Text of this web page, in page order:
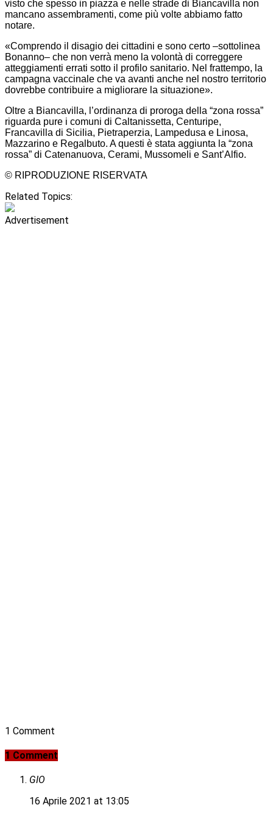
visto che spesso in piazza e nelle strade di Biancavilla non
mancano assembramenti, come più volte abbiamo fatto
notare.
«Comprendo il disagio dei cittadini e sono certo –sottolinea
Bonanno– che non verrà meno la volontà di correggere
atteggiamenti errati sotto il profilo sanitario. Nel frattempo, la
campagna vaccinale che va avanti anche nel nostro territorio
dovrebbe contribuire a migliorare la situazione».
Oltre a Biancavilla, l’ordinanza di proroga della “zona rossa”
riguarda pure i comuni di Caltanissetta, Centuripe,
Francavilla di Sicilia, Pietraperzia, Lampedusa e Linosa,
Mazzarino e Regalbuto. A questi è stata aggiunta la “zona
rossa” di Catenanuova, Cerami, Mussomeli e Sant’Alfio.
© RIPRODUZIONE RISERVATA
Related Topics:
Advertisement
1 Comment
1 Comment
GIO
16 Aprile 2021 at 13:05